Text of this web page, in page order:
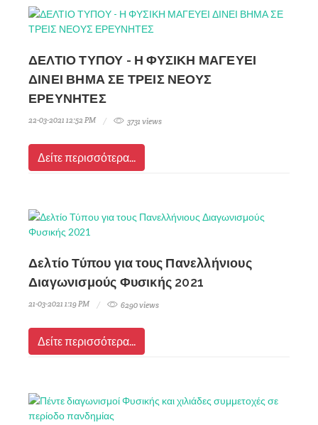
ΔΕΛΤΙΟ ΤΥΠΟΥ - Η ΦΥΣΙΚΗ ΜΑΓΕΥΕΙ
ΔΙΝΕΙ ΒΗΜΑ ΣΕ ΤΡΕΙΣ ΝΕΟΥΣ
ΕΡΕΥΝΗΤΕΣ
22-03-2021 12:52 PM 3731 views
Δείτε περισσότερα...
Δελτίο Τύπου για τους Πανελλήνιους
Διαγωνισμούς Φυσικής 2021
21-03-2021 1:19 PM 6290 views
Δείτε περισσότερα...